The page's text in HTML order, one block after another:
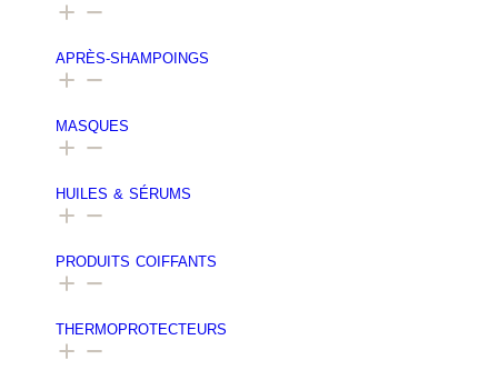
APRÈS-SHAMPOINGS
MASQUES
HUILES & SÉRUMS
PRODUITS COIFFANTS
THERMOPROTECTEURS